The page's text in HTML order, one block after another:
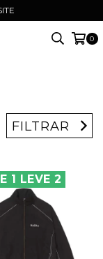
0
FILTRAR
1 LEVE 2